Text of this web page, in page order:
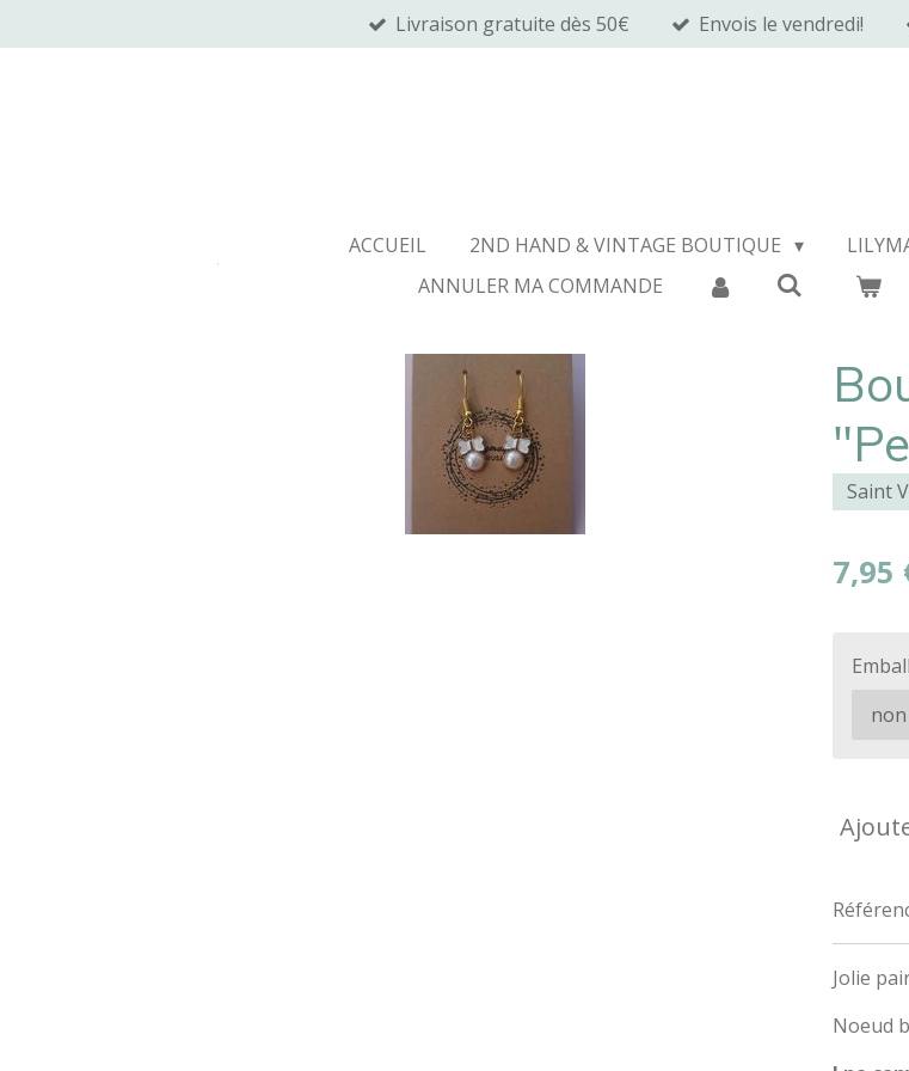
au
Livraison gratuite dès 50€ Envois le vendredi!
ACCUEIL 2ND HAND & VINTAGE BOUTIQUE
ANNULER MA COMMANDE
Saint
7,95
Jolie
Noeud